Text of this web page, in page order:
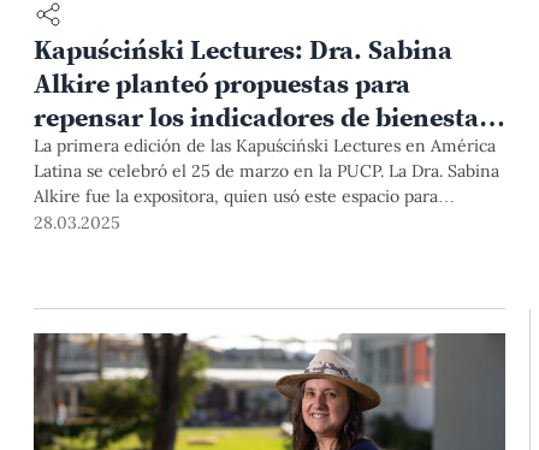
Kapuściński Lectures: Dra. Sabina
Alkire planteó propuestas para
repensar los indicadores de bienestar
en sociedades desiguales
La primera edición de las Kapuściński Lectures en América
Latina se celebró el 25 de marzo en la PUCP. La Dra. Sabina
Alkire fue la expositora, quien usó este espacio para
repensar el desarrollo humano integral a partir de una
28.03.2025